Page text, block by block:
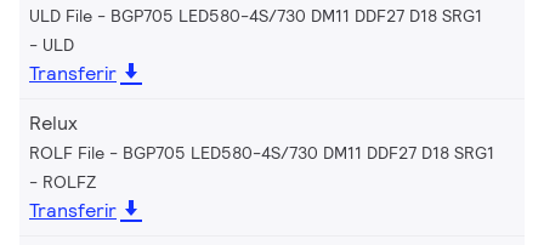
ULD File - BGP705 LED580-4S/730 DM11 DDF27 D18 SRG1
ULD
Transferir
Relux
ROLF File - BGP705 LED580-4S/730 DM11 DDF27 D18 SRG1
ROLFZ
Transferir